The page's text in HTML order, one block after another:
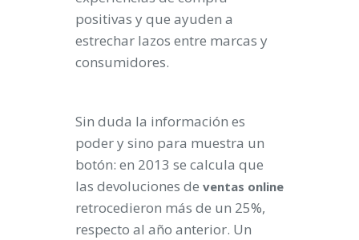
positivas y que ayuden a
estrechar lazos entre marcas y
consumidores.
Sin duda la información es
poder y sino para muestra un
botón: en 2013 se calcula que
las devoluciones de ventas online
retrocedieron más de un 25%,
respecto al año anterior. Un